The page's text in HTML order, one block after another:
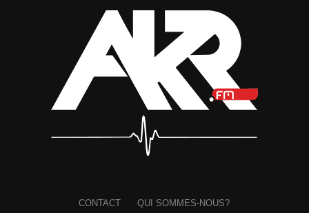
n’avait plus été organisée depuis 2018. Son retour
apparaît donc comme une « réparation d’une mémoire »,
selon le ministre.
Mais cette renaissance sera-t-elle durable ? La Fête des
cultures redeviendra-t-elle un rendez-vous régulier ou
restera-t-elle une parenthèse exceptionnelle dans
CONTACT QUI SOMMES-NOUS?